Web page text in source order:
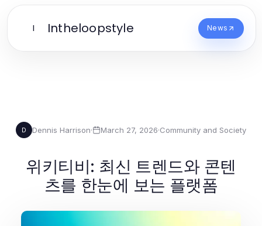
I Intheloopstyle News
D Dennis Harrison· March 27, 2026·Community and Society
위키티비: 최신 트렌드와 콘텐
츠를 한눈에 보는 플랫폼